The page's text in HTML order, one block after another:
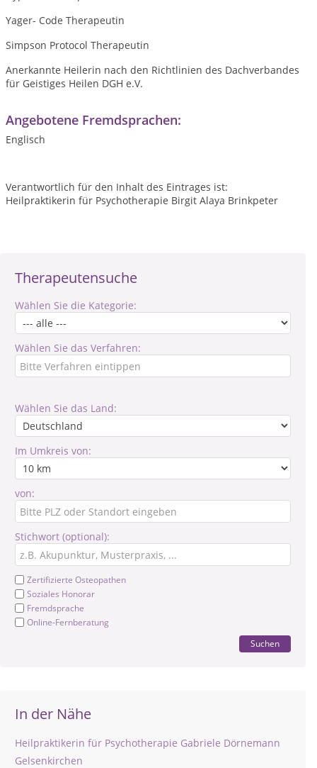
Therapeutensuche
Wählen Sie die Kategorie:
Wählen Sie das Verfahren:
Wählen Sie das Land:
Im Umkreis von:
von:
Stichwort (optional):
Zertifizierte Osteopathen
Soziales Honorar
Fremdsprache
Online-Fernberatung
Suchen
In der Nähe
Heilpraktikerin für Psychotherapie Gabriele Dörnemann
Gelsenkirchen
Yager- Code Therapeutin
Simpson Protocol Therapeutin
Anerkannte Heilerin nach den Richtlinien des Dachverbandes
für Geistiges Heilen DGH e.V.
Angebotene Fremdsprachen:
Englisch
Verantwortlich für den Inhalt des Eintrages ist:
Heilpraktikerin für Psychotherapie Birgit Alaya Brinkpeter